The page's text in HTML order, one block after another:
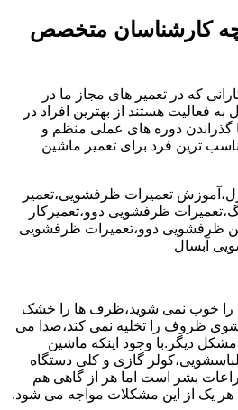
کارشناسان متخصص
که در تعمیر های مجاز ما در
فعالیت هستند از بهترین افراد در
گذراندن دوره های عملی منظم و
ترین فرد برای تعمیر ماشین
تعمیرات ظرفشویی،تعمیر
ظرفشویی دوو،تعمیرکار
ظرفشویی دوو،تعمیرات ظرفشویی
آبسال
خوب نمی شوید،ظرف ها را خشک
ظروف را تخلیه نمی کند،صدا می
دیگر.با وجود اینکه ماشین
گازی و کلی دستگاه
بشر است اما هر از گاهی هم
هر یک از این مشکلات مواجه می شود.